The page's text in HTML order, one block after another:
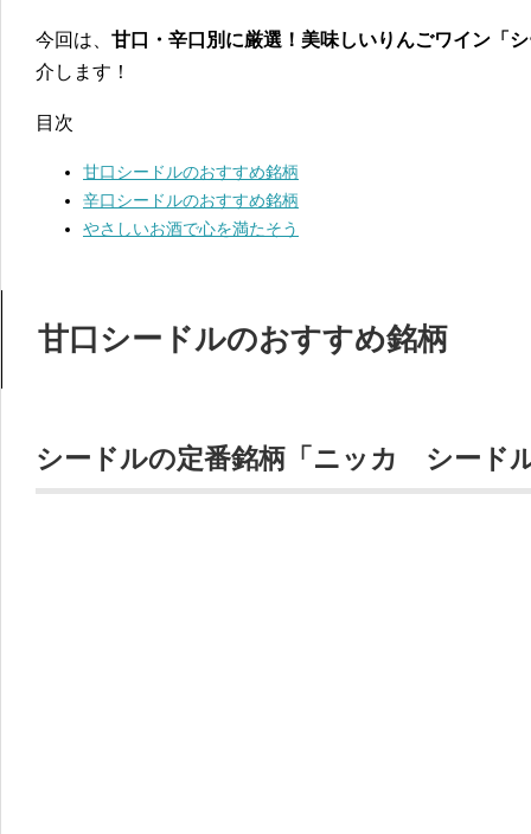
今回は、 甘口・辛口別に厳選！美味しいりんごワイン「
介します！
目次
甘口シードルのおすすめ銘柄
辛口シードルのおすすめ銘柄
やさしいお酒で心を満たそう
甘口シードルのおすすめ銘柄
シードルの定番銘柄「ニッカ シード